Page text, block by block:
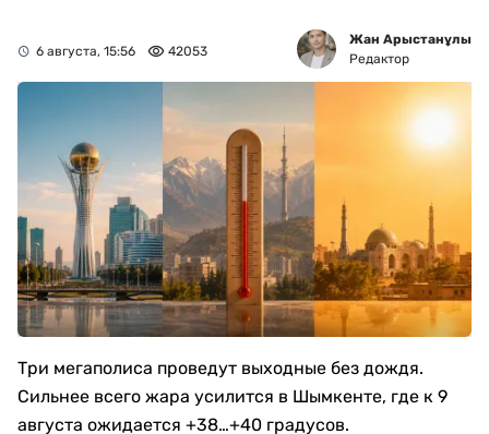
6 августа, 15:56 42053
Жан Арыстанұлы
Редактор
Три мегаполиса проведут выходные без дождя.
Сильнее всего жара усилится в Шымкенте, где к 9
августа ожидается +38…+40 градусов.